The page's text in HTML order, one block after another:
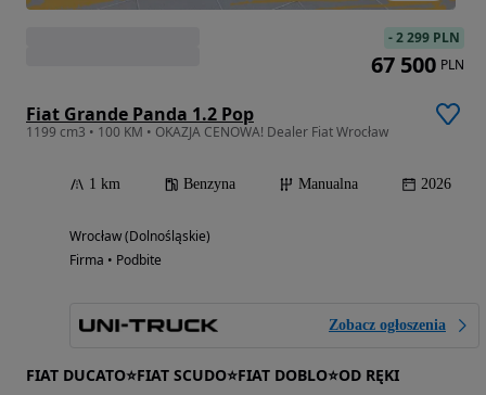
Fiat Grande Panda 1.2 Pop
1199 cm3 • 100 KM • OKAZJA CENOWA! Dealer Fiat Wrocław
1 km Benzyna Manualna 2026
Wrocław (Dolnośląskie)
Firma • Podbite
Zobacz ogłoszenia
FIAT DUCATO⭐FIAT SCUDO⭐FIAT DOBLO⭐OD RĘKI
-2 299 PLN
67 500 PLN